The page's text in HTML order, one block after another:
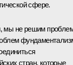
сфере.
мы не решим
стран, которые